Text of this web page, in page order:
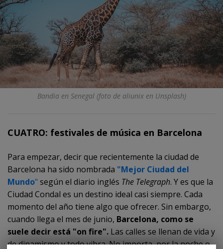
Bandia en Senegal (foto de aliunix en Unsplash)
CUATRO: festivales de música en Barcelona
Para empezar, decir que recientemente la ciudad de
Barcelona ha sido nombrada "Mejor Ciudad del
Mundo" según el diario inglés The Telegraph. Y es que la
Ciudad Condal es un destino ideal casi siempre. Cada
momento del año tiene algo que ofrecer. Sin embargo,
cuando llega el mes de junio, Barcelona, como se
suele decir está "on fire". Las calles se llenan de vida y
de dinamismo y todo vibra. No importa, por la noche o